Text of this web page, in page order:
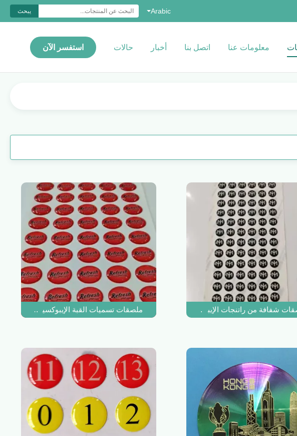
Arabic يبحث
معلومات عنا اتصل بنا أخبار حالات استفسر الآن
شفافة من راتنجات الإيبوكسي على شكل قبة ملصقات جل لأرضيات الإيبوكسي
ملصقات تسميات القبة الإيبوكسية طباعة